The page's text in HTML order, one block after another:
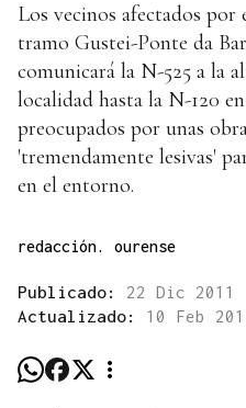
Los vecinos afectados
tramo Gustei-Ponte da
comunicará la N-525 a la
localidad hasta la N-120
preocupados por unas
'tremendamente lesivas'
en el entorno.
redacción. ourense
Publicado: 22 Dic
Actualizado: 10 Feb